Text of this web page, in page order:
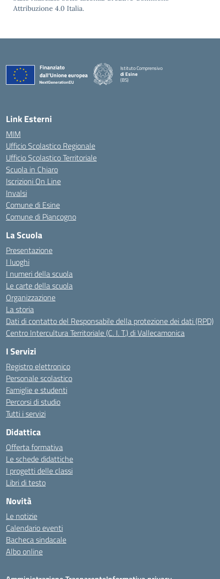
Attribuzione 4.0 Italia.
Istituto Comprensivo
di Esine
(BS)
Link Esterni
MIM
Ufficio Scolastico Regionale
Ufficio Scolastico Territoriale
Scuola in Chiaro
Iscrizioni On Line
Invalsi
Comune di Esine
Comune di Piancogno
La Scuola
Presentazione
I luoghi
I numeri della scuola
Le carte della scuola
Organizzazione
La storia
Dati di contatto del Responsabile della protezione dei dati (RPD)
Centro Intercultura Territoriale (C. I. T.) di Vallecamonica
I Servizi
Registro elettronico
Personale scolastico
Famiglie e studenti
Percorsi di studio
Tutti i servizi
Didattica
Offerta formativa
Le schede didattiche
I progetti delle classi
Libri di testo
Novità
Le notizie
Calendario eventi
Bacheca sindacale
Albo online